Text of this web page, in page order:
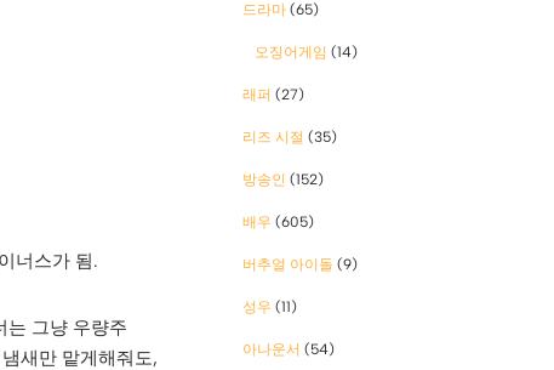
너스가 됨.
는 그냥 우량주
새만 맡게해줘도,
드라마 (65)
오징어게임 (14)
래퍼 (27)
리즈 시절 (35)
방송인 (152)
배우 (605)
버추얼 아이돌 (9)
성우 (11)
아나운서 (54)